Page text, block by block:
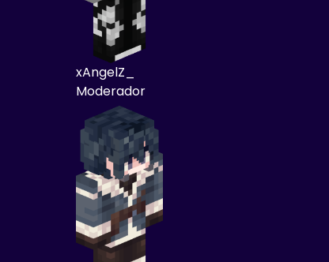
xAngelZ_
Moderador